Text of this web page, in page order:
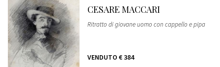
CESARE MACCARI
Ritratto di giovane uomo con cappello e pipa
VENDUTO € 384